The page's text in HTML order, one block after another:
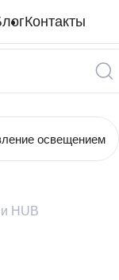
Контакты
освещением
HUB